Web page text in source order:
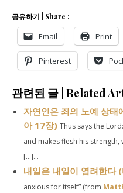
공유하기 | Share :
Email Print
Pinterest
관련된 글 | Related
자연인은 죄의 노예 상태
아 17장) Thus says the
and makes flesh his
[…]...
내일은 내일이 염려한다
anxious for itself” (from